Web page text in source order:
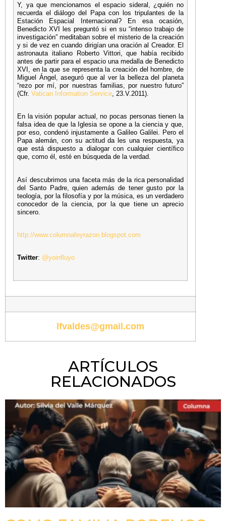
Y, ya que mencionamos el espacio sideral, ¿quién no
recuerda el diálogo del Papa con los tripulantes de la
Estación Espacial Internacional? En esa ocasión,
Benedicto XVI les preguntó si en su “intenso trabajo de
investigación” meditaban sobre el misterio de la creación
y si de vez en cuando dirigían una oración al Creador. El
astronauta italiano Roberto Vittori, que había recibido
antes de partir para el espacio una medalla de Benedicto
XVI, en la que se representa la creación del hombre, de
Miguel Ángel, aseguró que al ver la belleza del planeta
“rezo por mí, por nuestras familias, por nuestro futuro”
(Cfr. Vatican Information Service , 23.V.2011).
En la visión popular actual, no pocas personas tienen la
falsa idea de que la Iglesia se opone a la ciencia y que,
por eso, condenó injustamente a Galileo Galilei. Pero el
Papa alemán, con su actitud da les una respuesta, ya
que está dispuesto a dialogar con cualquier científico
que, como él, esté en búsqueda de la verdad.
Así descubrimos una faceta más de la rica personalidad
del Santo Padre, quien además de tener gusto por la
teología, por la filosofía y por la música, es un verdadero
conocedor de la ciencia, por la que tiene un aprecio
sincero.
http://www.columnafeyrazon.blogspot.com
Twitter: @yoinfluyo
lfvaldes@gmail.com
ARTÍCULOS
RELACIONADOS